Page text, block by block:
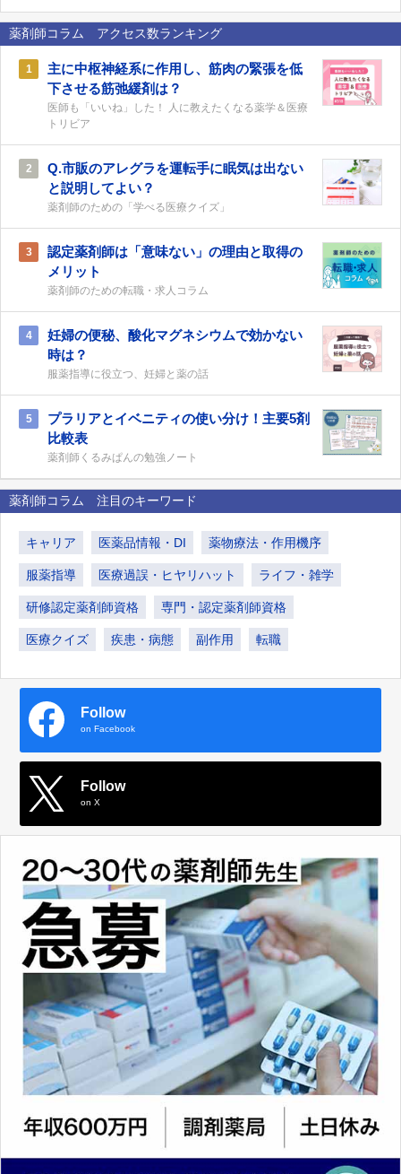
薬剤師コラム アクセス数ランキング
1
主に中枢神経系に作用し、筋肉の緊張を低
下させる筋弛緩剤は？
医師も「いいね」した！ 人に教えたくなる薬学＆医療
トリビア
2
Q.市販のアレグラを運転手に眠気は出ない
と説明してよい？
薬剤師のための「学べる医療クイズ」
3
認定薬剤師は「意味ない」の理由と取得の
メリット
薬剤師のための転職・求人コラム
4
妊婦の便秘、酸化マグネシウムで効かない
時は？
服薬指導に役立つ、妊婦と薬の話
5
プラリアとイベニティの使い分け！主要5剤
比較表
薬剤師くるみぱんの勉強ノート
薬剤師コラム 注目のキーワード
キャリア 医薬品情報・DI 薬物療法・作用機序
服薬指導 医療過誤・ヒヤリハット ライフ・雑学
研修認定薬剤師資格 専門・認定薬剤師資格
医療クイズ 疾患・病態 副作用 転職
Follow
on Facebook
Follow
on X